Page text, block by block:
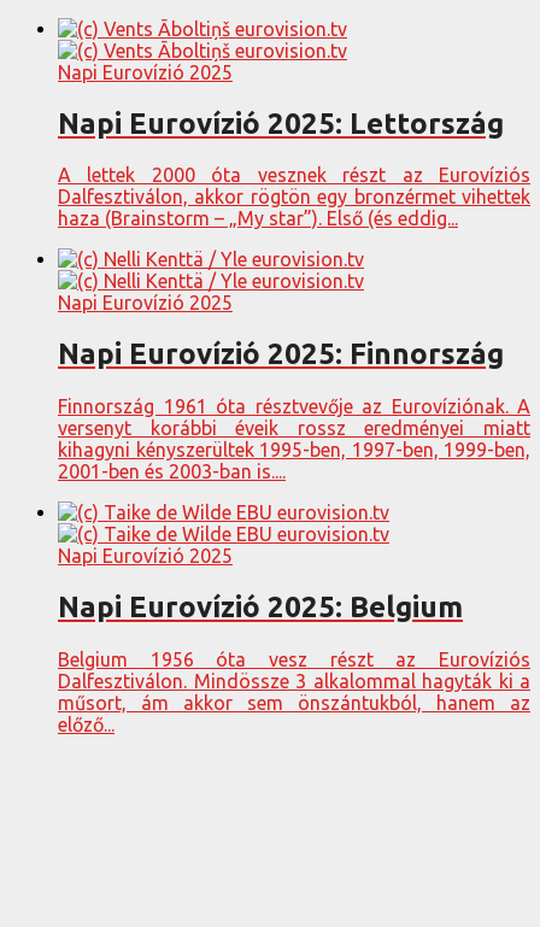
Napi Eurovízió 2025
Napi Eurovízió 2025: Lettország
A lettek 2000 óta vesznek részt az Eurovíziós
Dalfesztiválon, akkor rögtön egy bronzérmet vihettek
haza (Brainstorm – „My star”). Első (és eddig...
Napi Eurovízió 2025
Napi Eurovízió 2025: Finnország
Finnország 1961 óta résztvevője az Eurovíziónak. A
versenyt korábbi éveik rossz eredményei miatt
kihagyni kényszerültek 1995-ben, 1997-ben, 1999-ben,
2001-ben és 2003-ban is....
Napi Eurovízió 2025
Napi Eurovízió 2025: Belgium
Belgium 1956 óta vesz részt az Eurovíziós
Dalfesztiválon. Mindössze 3 alkalommal hagyták ki a
műsort, ám akkor sem önszántukból, hanem az
előző...